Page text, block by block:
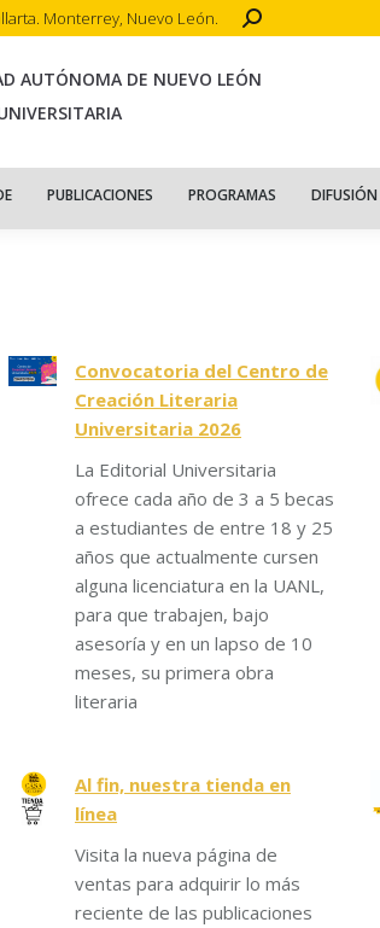
Monterrey, Nuevo León. Search:
AUTÓNOMA DE NUEVO LEÓN
PUBLICACIONES PROGRAMAS DIFUSIÓN
Convocatoria del Centro de
Creación Literaria
Universitaria 2026
La Editorial Universitaria
ofrece cada año de 3 a 5 becas
a estudiantes de entre 18 y 25
años que actualmente cursen
alguna licenciatura en la UANL,
para que trabajen, bajo
asesoría y en un lapso de 10
meses, su primera obra
literaria
Al fin, nuestra tienda en
línea
Visita la nueva página de
ventas para adquirir lo más
reciente de las publicaciones
INICIO ACERCA DE PUBLICACIONES